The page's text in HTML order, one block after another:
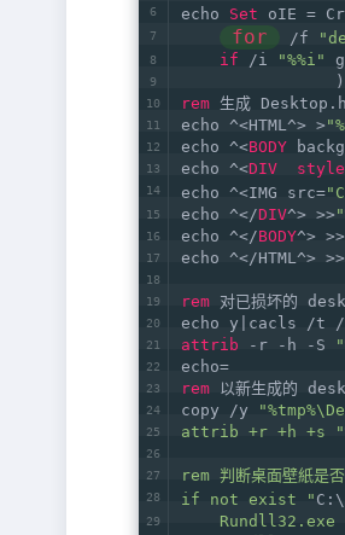
echo Set oIE =
for /f
if /i "%%i"
rem 生成
echo ^<HTML^> >
echo ^<BODY
echo ^<DIV style
echo ^<IMG src=
echo ^</DIV^> >>
echo ^</BODY^> >>
echo ^</HTML^> >>
rem 对已损坏的
echo y|cacls /t
attrib -r -h -S
echo=
rem 以新生成的
copy /y
attrib +r +h +s "
rem 判断桌面壁紙是
if not exist " C:\